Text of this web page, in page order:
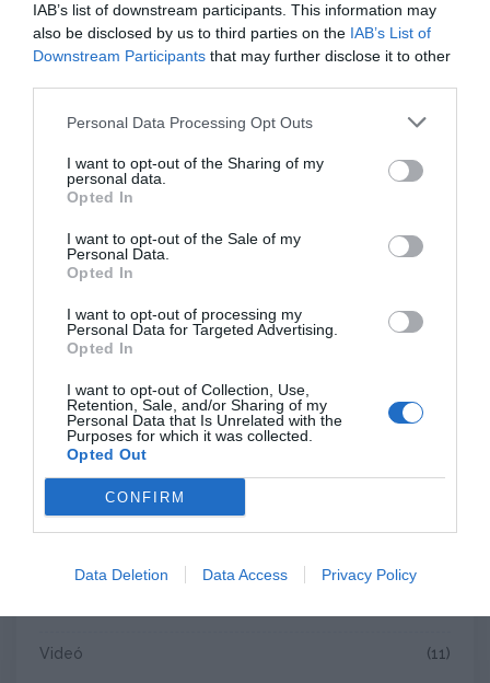
IAB’s list of downstream participants. This information may
also be disclosed by us to third parties on the IAB’s List of
Downstream Participants that may further disclose it to other
Personal Data Processing Opt Outs
I want to opt-out of the Sharing of my
personal data.
Opted In
I want to opt-out of the Sale of my
Personal Data.
Opted In
I want to opt-out of processing my
Personal Data for Targeted Advertising.
Opted In
I want to opt-out of Collection, Use,
Retention, Sale, and/or Sharing of my
Personal Data that Is Unrelated with the
Purposes for which it was collected.
Opted Out
CONFIRM
Data Deletion Data Access Privacy Policy
2025. 12. 09.
Végletek között a székelyföldi
megyék munkanélküliségi rátája
2025. 10. 31.
Kategóriák
Elemzés
Horizont
HR-tipp
Jogszabályok közérthetően (5)
Munka és egészség
Videó (11)